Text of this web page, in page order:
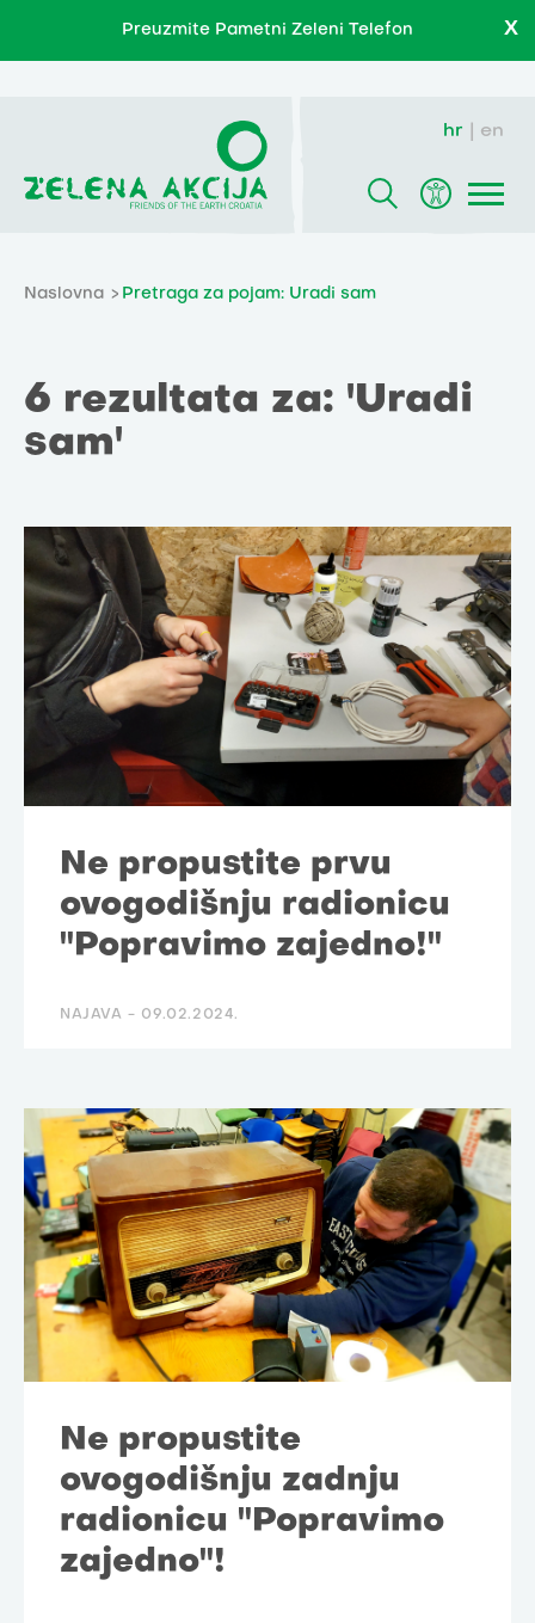
Preuzmite Pametni Zeleni Telefon X
hr en
Naslovna Pretraga za pojam: Uradi sam
6 rezultata za: 'Uradi
sam'
Ne propustite prvu
ovogodišnju radionicu
"Popravimo zajedno!"
NAJAVA - 09.02.2024.
Ne propustite
ovogodišnju zadnju
radionicu "Popravimo
zajedno"!